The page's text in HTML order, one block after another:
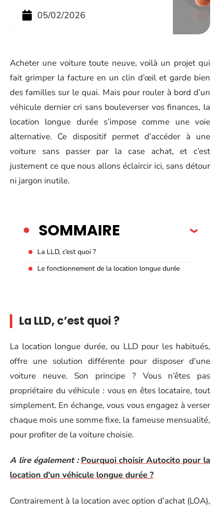
05/02/2026
Acheter une voiture toute neuve, voilà un projet qui
fait grimper la facture en un clin d’œil et garde bien
des familles sur le quai. Mais pour rouler à bord d’un
véhicule dernier cri sans bouleverser vos finances, la
location longue durée s’impose comme une voie
alternative. Ce dispositif permet d’accéder à une
voiture sans passer par la case achat, et c’est
justement ce que nous allons éclaircir ici, sans détour
ni jargon inutile.
SOMMAIRE
La LLD, c’est quoi ?
Le fonctionnement de la location longue durée
La LLD, c’est quoi ?
La location longue durée, ou LLD pour les habitués,
offre une solution différente pour disposer d’une
voiture neuve. Son principe ? Vous n’êtes pas
propriétaire du véhicule : vous en êtes locataire, tout
simplement. En échange, vous vous engagez à verser
chaque mois une somme fixe, la fameuse mensualité,
pour profiter de la voiture choisie.
A lire également : Pourquoi choisir Autocito pour la
location d'un véhicule longue durée ?
Contrairement à la location avec option d’achat (LOA),